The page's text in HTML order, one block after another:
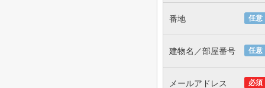
任意
番地
任意
建物名／部屋番号
必須
メールアドレス